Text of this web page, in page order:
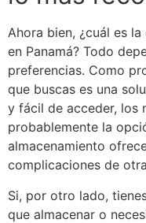
Ahora bien, ¿cuál es
en Panamá? Todo
preferencias. Como
que buscas es una
y fácil de acceder, los
probablemente la
almacenamiento
complicaciones de
Si, por otro lado,
que almacenar o